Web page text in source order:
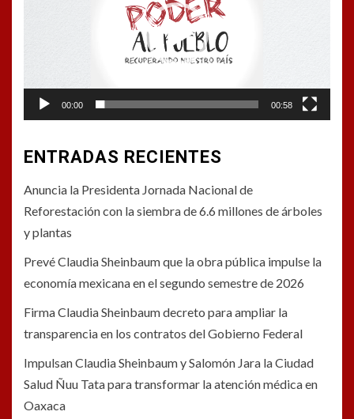
00:00 00:58
ENTRADAS RECIENTES
Anuncia la Presidenta Jornada Nacional de
Reforestación con la siembra de 6.6 millones de árboles
y plantas
Prevé Claudia Sheinbaum que la obra pública impulse la
economía mexicana en el segundo semestre de 2026
Firma Claudia Sheinbaum decreto para ampliar la
transparencia en los contratos del Gobierno Federal
Impulsan Claudia Sheinbaum y Salomón Jara la Ciudad
Salud Ñuu Tata para transformar la atención médica en
Oaxaca